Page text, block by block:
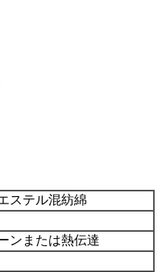
ステル混紡綿
ンまたは熱伝達